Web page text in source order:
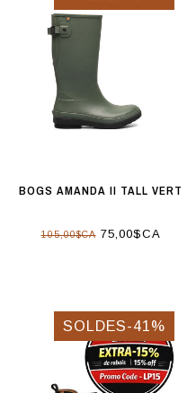
BOGS AMANDA II TALL VERT
105,00$CA75,00$CA
SOLDES-41%